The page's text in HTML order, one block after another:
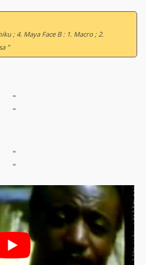
; 4. Maya Face B : 1. Macro ; 2.
”
"
"
"
"